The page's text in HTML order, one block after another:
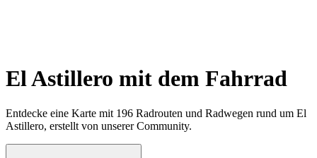
El Astillero mit dem Fahrrad
Entdecke eine Karte mit 196 Radrouten und Radwegen rund um El
Astillero, erstellt von unserer Community.